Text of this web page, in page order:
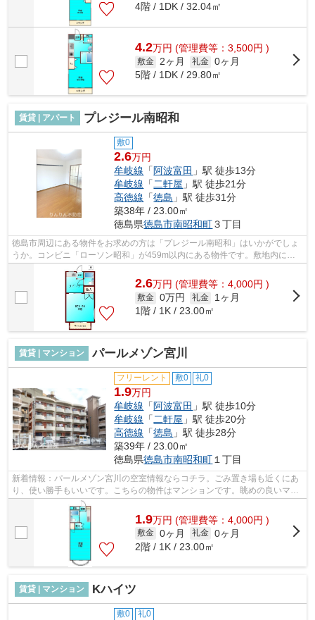
4階 / 1DK / 32.04㎡
4.2万円 (管理費等：3,500円 )
敷金 2ヶ月 礼金 0ヶ月
5階 / 1DK / 29.80㎡
賃貸 | アパート プレジール南昭和
敷0
2.6万円
牟岐線 「阿波富田 」駅 徒歩13分
牟岐線 「二軒屋 」駅 徒歩21分
高徳線 「徳島 」駅 徒歩31分
築38年 / 23.00㎡
徳島県徳島市南昭和町３丁目
徳島市周辺にある物件をお求めの方は「プレジール南昭和」はいかがでしょ
うか。コンビニ「ローソン昭和」が459m以内にある物件です。敷地内にあ
るごみ置き場も自由に使うことができま...
2.6万円 (管理費等：4,000円 )
敷金 0万円 礼金
1ヶ月
1階 / 1K / 23.00㎡
賃貸 | マンション パールメゾン宮川
フリーレント 敷0 礼0
1.9万円
牟岐線 「 阿波富田 」駅 徒歩10分
牟岐線 「二軒屋 」駅 徒歩20分
高徳線 「徳島 」駅 徒歩28分
築39年 / 23.00㎡
徳島県徳島市南昭和町１丁目
新着情報：パールメゾン宮川の空室情報ならコチラ。ごみ置き場も近くにあ
り、使い勝手もいいです。こちらの物件はマンションです。眺めの良いマン
ションです。明るいスタッフ、明るい...
1.9万円 (管理費等：4,000円 )
敷金 0ヶ月 礼金 0ヶ月
2階 / 1K / 23.00㎡
賃貸 | マンション Kハイツ
敷0 礼0